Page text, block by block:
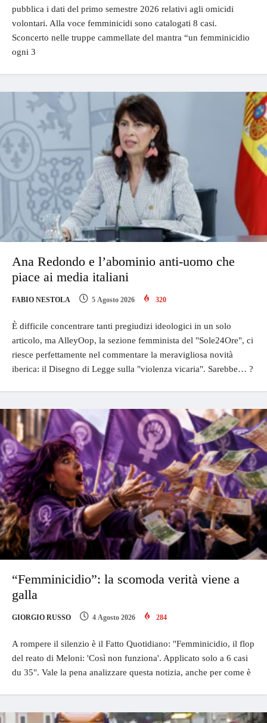
pubblica i dati del primo semestre 2026 relativi agli omicidi
volontari. Alla voce femminicidi sono catalogati 8 casi.
Sconcerto nelle truppe cammellate del mantra “un femminicidio
ogni 3
Ana Redondo e l’abominio anti-uomo che
piace ai media italiani
FABIO NESTOLA 5 Agosto 2026 320
È difficile concentrare tanti pregiudizi ideologici in un solo
articolo, ma AlleyOop, la sezione femminista del "Sole24Ore", ci
riesce perfettamente nel commentare la meravigliosa novità
iberica: il Disegno di Legge sulla "violenza vicaria". Sarebbe… ?
“Femminicidio”: la scomoda verità viene a
galla
GIORGIO RUSSO 4 Agosto 2026 284
A rompere il silenzio è il Fatto Quotidiano: "Femminicidio, il flop
del reato di Meloni: 'Così non funziona'. Applicato solo a 6 casi
du 35". Vale la pena analizzare questa notizia, anche per come è